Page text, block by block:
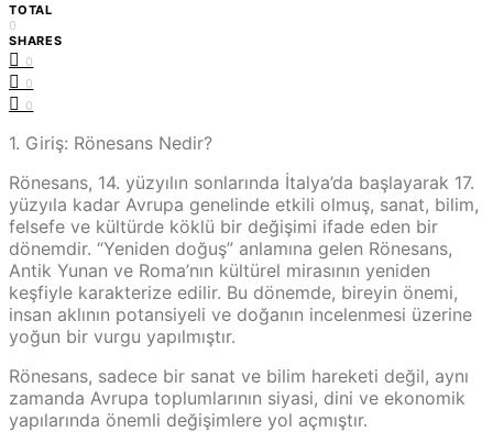
TOTAL
0
SHARES
0
0
0
1. Giriş: Rönesans Nedir?
Rönesans, 14. yüzyılın sonlarında İtalya’da başlayarak 17.
yüzyıla kadar Avrupa genelinde etkili olmuş, sanat, bilim,
felsefe ve kültürde köklü bir değişimi ifade eden bir
dönemdir. “Yeniden doğuş” anlamına gelen Rönesans,
Antik Yunan ve Roma’nın kültürel mirasının yeniden
keşfiyle karakterize edilir. Bu dönemde, bireyin önemi,
insan aklının potansiyeli ve doğanın incelenmesi üzerine
yoğun bir vurgu yapılmıştır.
Rönesans, sadece bir sanat ve bilim hareketi değil, aynı
zamanda Avrupa toplumlarının siyasi, dini ve ekonomik
yapılarında önemli değişimlere yol açmıştır.